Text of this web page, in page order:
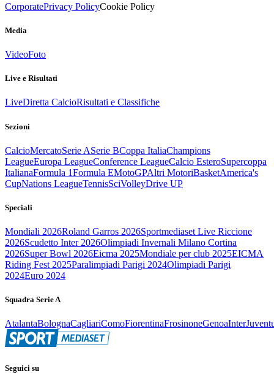
CorporatePrivacy PolicyCookie Policy
Media
VideoFoto
Live e Risultati
LiveDiretta CalcioRisultati e Classifiche
Sezioni
CalcioMercatoSerie ASerie BCoppa ItaliaChampions
LeagueEuropa LeagueConference LeagueCalcio EsteroSupercoppa
ItalianaFormula 1Formula EMotoGPAltri MotoriBasketAmerica's
CupNations LeagueTennisSciVolleyDrive UP
Speciali
Mondiali 2026Roland Garros 2026Sportmediaset Live Riccione
2026Scudetto Inter 2026Olimpiadi Invernali Milano Cortina
2026Super Bowl 2026Eicma 2025Mondiale per club 2025EICMA
Riding Fest 2025Paralimpiadi Parigi 2024Olimpiadi Parigi
2024Euro 2024
Squadra Serie A
AtalantaBolognaCagliariComoFiorentinaFrosinoneGenoaInter
Seguici su